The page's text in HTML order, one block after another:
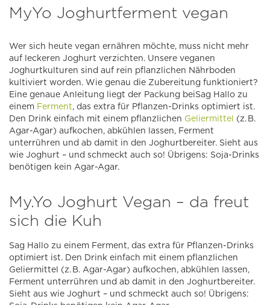
MyYo Joghurtferment vegan
Wer sich heute vegan ernähren möchte, muss nicht mehr
auf leckeren Joghurt verzichten. Unsere veganen
Joghurtkulturen sind auf rein pflanzlichen Nährboden
kultiviert worden. Wie genau die Zubereitung funktioniert?
Eine genaue Anleitung liegt der Packung beiSag Hallo zu
einem Ferment, das extra für Pflanzen-Drinks optimiert ist.
Den Drink einfach mit einem pflanzlichen Geliermittel (z. B.
Agar-Agar) aufkochen, abkühlen lassen, Ferment
unterrühren und ab damit in den Joghurtbereiter. Sieht aus
wie Joghurt – und schmeckt auch so! Übrigens: Soja-Drinks
benötigen kein Agar-Agar.
My.Yo Joghurt Vegan – da freut
sich die Kuh
Sag Hallo zu einem Ferment, das extra für Pflanzen-Drinks
optimiert ist. Den Drink einfach mit einem pflanzlichen
Geliermittel (z. B. Agar-Agar) aufkochen, abkühlen lassen,
Ferment unterrühren und ab damit in den Joghurtbereiter.
Sieht aus wie Joghurt – und schmeckt auch so! Übrigens: